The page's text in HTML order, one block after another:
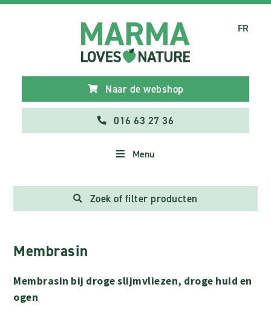
Naar de webshop
016 63 27 36
Menu
FR
Zoek of filter producten
Membrasin
Membrasin bij droge slijmvliezen, droge huid en
ogen